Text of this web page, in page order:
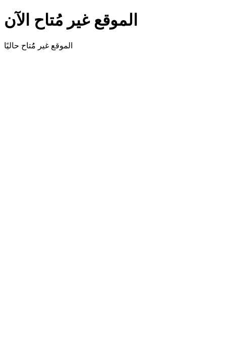
الموقع غير مُتاح الآن
الموقع غير مُُتاح حاليًا